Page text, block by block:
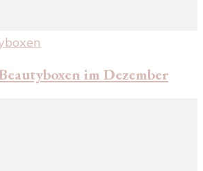
im Dezember